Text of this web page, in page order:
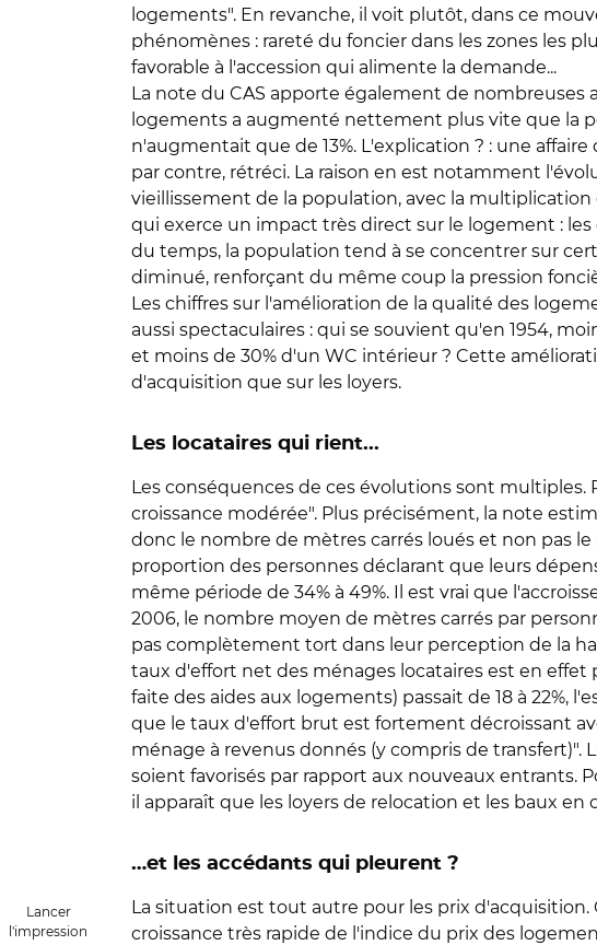
Lancer
l'impression
logements". En revanche, il voit plutôt, dans ce
phénomènes : rareté du foncier dans les zones les
favorable à l'accession qui alimente la demande...
La note du CAS apporte également de nombreuses
logements a augmenté nettement plus vite que la
n'augmentait que de 13%. L'explication ? : une
par contre, rétréci. La raison en est notamment
vieillissement de la population, avec la
qui exerce un impact très direct sur le logement :
du temps, la population tend à se concentrer sur
diminué, renforçant du même coup la pression
Les chiffres sur l'amélioration de la qualité des
aussi spectaculaires : qui se souvient qu'en 1954,
et moins de 30% d'un WC intérieur ? Cette
d'acquisition que sur les loyers.
Les locataires qui rient...
Les conséquences de ces évolutions sont
croissance modérée". Plus précisément, la note
donc le nombre de mètres carrés loués et non pas
proportion des personnes déclarant que leurs
même période de 34% à 49%. Il est vrai que
2006, le nombre moyen de mètres carrés par
pas complètement tort dans leur perception de la
taux d'effort net des ménages locataires est en effet
faite des aides aux logements) passait de 18 à 22%,
que le taux d'effort brut est fortement décroissant
ménage à revenus donnés (y compris de
soient favorisés par rapport aux nouveaux entrants.
il apparaît que les loyers de relocation et les baux
…et les accédants qui pleurent ?
La situation est tout autre pour les prix
croissance très rapide de l'indice du prix des